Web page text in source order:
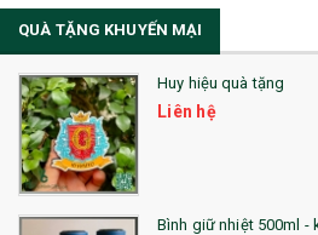
Sổ Lò Xo
QUÀ TẶNG KHUYẾN MẠI
Huy hiệu quà tặng
Liên hệ
Bình giữ nhiệt 500ml